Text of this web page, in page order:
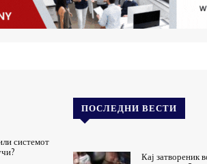
системот
ПОСЛЕДНИ ВЕСТИ
Кај затвореник